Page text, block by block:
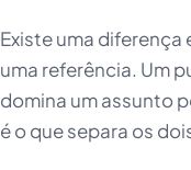
Existe uma diferença
uma referência. Um
domina um assunto
é o que separa os